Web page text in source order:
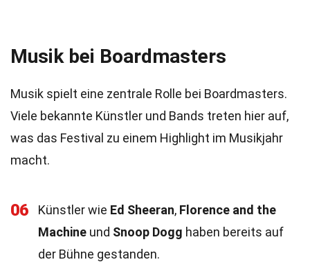
Musik bei Boardmasters
Musik spielt eine zentrale Rolle bei Boardmasters.
Viele bekannte Künstler und Bands treten hier auf,
was das Festival zu einem Highlight im Musikjahr
macht.
06 Künstler wie Ed Sheeran, Florence and the
Machine und Snoop Dogg haben bereits auf
der Bühne gestanden.